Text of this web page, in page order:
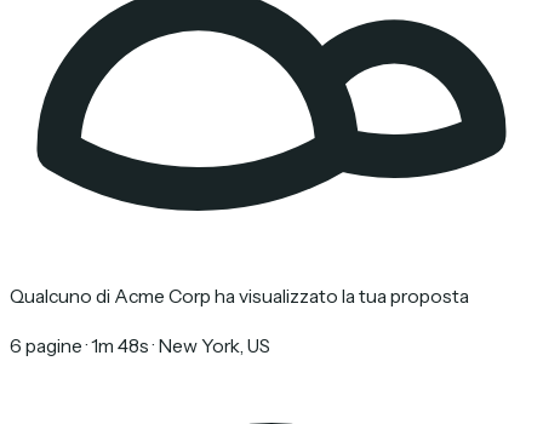
Qualcuno di Acme Corp ha visualizzato la tua proposta
6 pagine · 1m 48s · New York, US